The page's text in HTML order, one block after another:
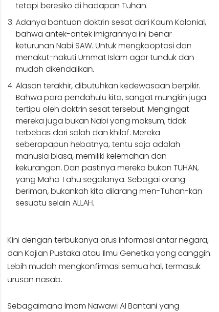
tetapi beresiko di hadapan Tuhan.
Adanya bantuan doktrin sesat dari Kaum Kolonial,
bahwa antek-antek imigrannya ini benar
keturunan Nabi SAW. Untuk mengkooptasi dan
menakut-nakuti Ummat Islam agar tunduk dan
mudah dikendalikan.
Alasan terakhir, dibutuhkan kedewasaan berpikir.
Bahwa para pendahulu kita, sangat mungkin juga
tertipu oleh doktrin sesat tersebut. Mengingat
mereka juga bukan Nabi yang maksum, tidak
terbebas dari salah dan khilaf. Mereka
seberapapun hebatnya, tentu saja adalah
manusia biasa, memiliki kelemahan dan
kekurangan. Dan pastinya mereka bukan TUHAN,
yang Maha Tahu segalanya. Sebagai orang
beriman, bukankah kita dilarang men-Tuhan-kan
sesuatu selain ALLAH.
Kini dengan terbukanya arus informasi antar negara,
dan Kajian Pustaka atau Ilmu Genetika yang canggih.
Lebih mudah mengkonfirmasi semua hal, termasuk
urusan nasab.
Sebagaimana Imam Nawawi Al Bantani yang